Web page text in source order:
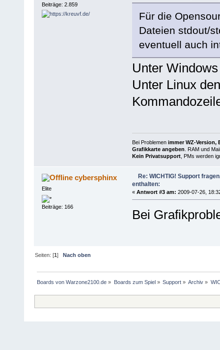
Beiträge: 2.859
Für die
Dateien stdout/
eventuell auch
Unter
Unter Linux
Bei Problemen immer WZ-Version,
Grafikkarte angeben . RAM und
Kein Privatsupport, PMs werden
cybersphinx
Elite
Beiträge: 166
Re: WICHTIG! Support
enthalten:
« Antwort #3 am: 2009-07-26,
Bei
Seiten: [1]Nach oben
Boards von Warzone2100.de » Boards zum Spiel» Support» Archiv »